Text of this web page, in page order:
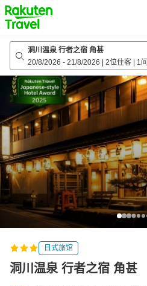
to
top
page
洞川温泉 行者之宿 角甚
20/8/2026 - 21/8/2026 2位住客 1间
日式旅馆
洞川温泉 行者之宿 角甚